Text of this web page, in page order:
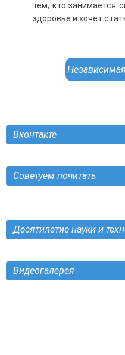
тем, кто занимается
здоровье и хочет
Вконтакте
Советуем почитать
Десятилетие науки и
Видеогалерея